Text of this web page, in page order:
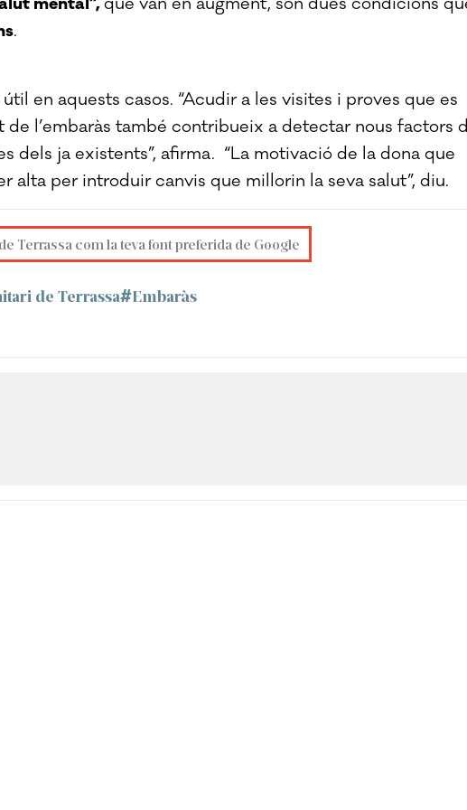
.
en aquests casos. “Acudir a les visites i proves que es
l’embaràs també contribueix a detectar nous factors
dels ja existents”, afirma. “La motivació de la dona que
alta per introduir canvis que millorin la seva salut”, diu.
Terrassa com la teva font preferida de Google
de Terrassa Embaràs